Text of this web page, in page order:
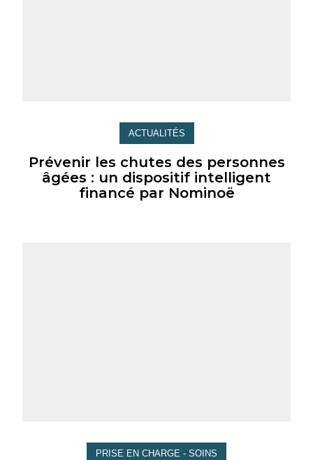
ACTUALITÉS
Prévenir les chutes des personnes
âgées : un dispositif intelligent
financé par Nominoë
PRISE EN CHARGE - SOINS